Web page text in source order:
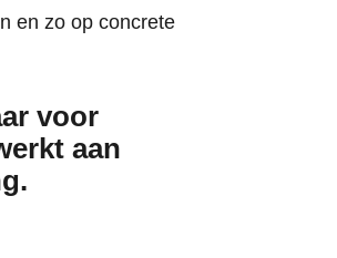
en zo op concrete
voor
aan